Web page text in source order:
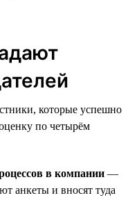
которые успешно
по четырём
в компании —
анкеты и вносят туда